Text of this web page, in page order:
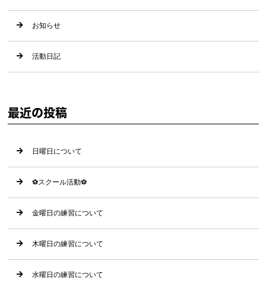
お知らせ
活動日記
最近の投稿
日曜日について
⚽️スクール活動⚽️
金曜日の練習について
木曜日の練習について
水曜日の練習について